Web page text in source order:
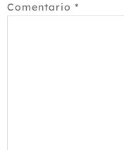
Comentario *